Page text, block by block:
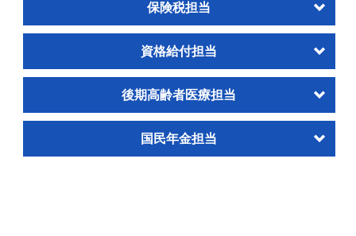
保険税担当
資格給付担当
後期高齢者医療担当
国民年金担当